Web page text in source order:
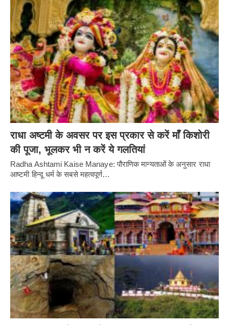
राधा अष्टमी के अवसर पर इस प्रकार से करें माँ किशोरी
की पूजा, भूलकर भी न करें ये गलतियां
Radha Ashtami Kaise Manaye: पौराणिक मान्यताओं के अनुसार राधा
आष्टमी हिन्दू धर्म के सबसे महत्वपूर्ण…